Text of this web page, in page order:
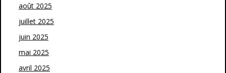
août 2025
juillet 2025
juin 2025
mai 2025
avril 2025